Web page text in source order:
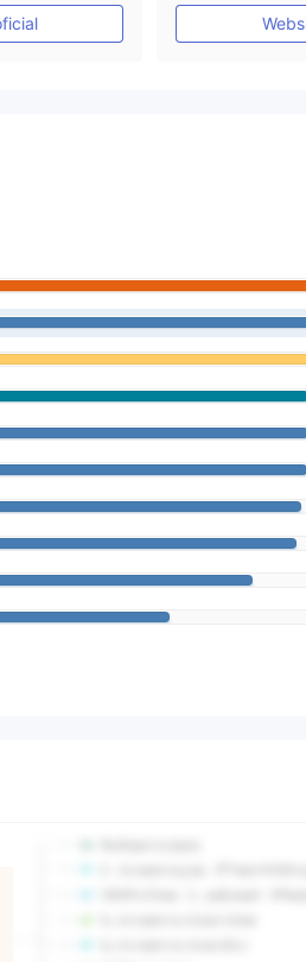
MT4
Etiqueta